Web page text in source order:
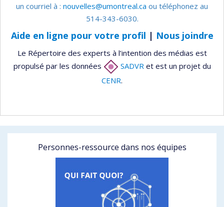
un courriel à : nouvelles@umontreal.ca ou téléphonez au
514-343-6030.
Aide en ligne pour votre profil | Nous joindre
Le Répertoire des experts à l’intention des médias est
propulsé par les données
SADVR et est un projet du
CENR.
Personnes-ressource dans nos équipes